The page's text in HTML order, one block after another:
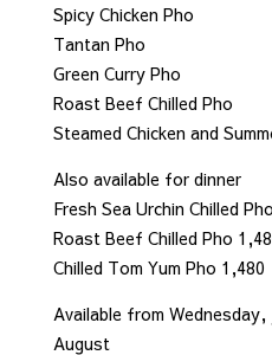
Spicy Chicken Pho
Tantan Pho
Green Curry Pho
Roast Beef Chilled Pho
Steamed Chicken and
Also available for dinner
Fresh Sea Urchin Chilled
Roast Beef Chilled Pho
Chilled Tom Yum Pho 1,480
Available from
August